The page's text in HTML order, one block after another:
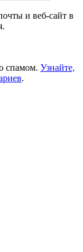
и веб-сайт в
спамом. Узнайте,
.